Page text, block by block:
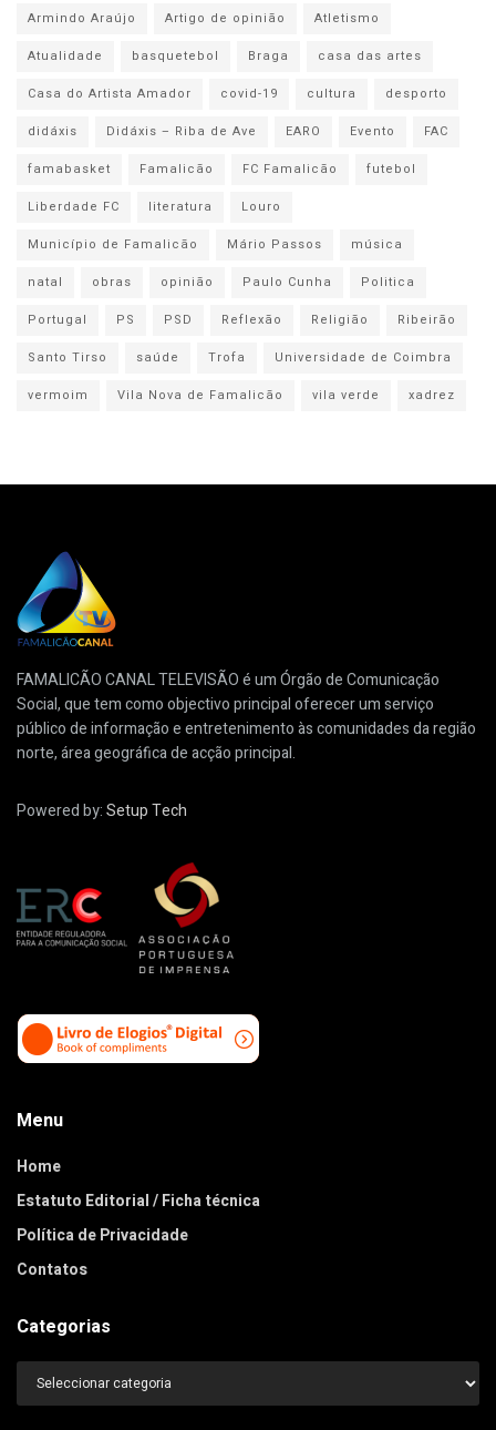
Armindo Araújo Artigo de opinião
Atletismo
Atualidade
basquetebol Braga
casa das artes
Casa do Artista Amador
covid-19 cultura
desporto
didáxis
Didáxis – Riba de Ave EARO Evento
FAC
famabasket
Famalicão FC Famalicão
futebol
Liberdade FC
literatura
Louro
Município de Famalicão
Mário Passos
música
natal
obras opinião Paulo Cunha
Politica
Portugal
PS PSD Reflexão Religião
Ribeirão
Santo Tirso
saúde Trofa
Universidade de Coimbra
vermoim
Vila Nova de Famalicão vila verde xadrez
FAMALICÃO CANAL TELEVISÃO é um Órgão de Comunicação
Social, que tem como objectivo principal oferecer um serviço
público de informação e entretenimento às comunidades da região
norte, área geográfica de acção principal.
Powered by:Setup Tech
Menu
Home
Estatuto Editorial / Ficha técnica
Política de Privacidade
Contatos
Categorias
Categorias